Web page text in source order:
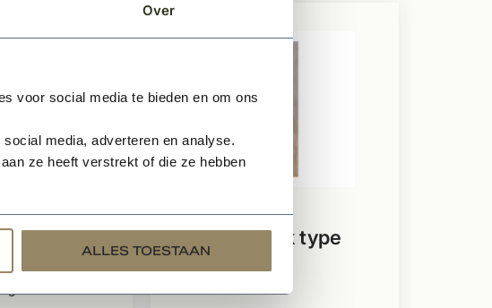
Over
voor social media te bieden en om ons
media, adverteren en analyse.
ze heeft verstrekt of die ze hebben
ALLES TOESTAAN
Rijnvorm
Kempisch luik type
Vorselaar